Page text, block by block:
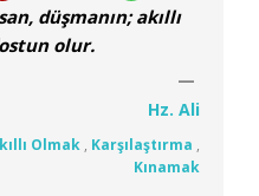
düşmanın; akıllı
olur.
Hz. Ali
Olmak , Karşılaştırma ,
Kınamak